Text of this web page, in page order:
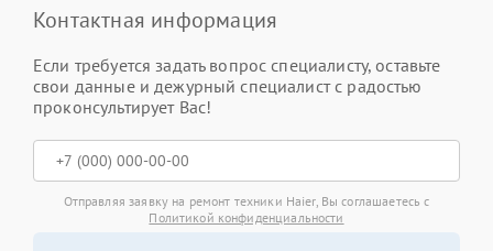
Контактная информация
Если требуется задать вопрос специалисту, оставьте
свои данные и дежурный специалист с радостью
проконсультирует Вас!
Отправляя заявку на ремонт техники Haier, Вы соглашаетесь с
Политикой конфиденциальности